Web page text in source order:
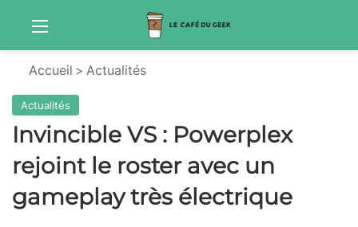
Menu
Accueil > Actualités
Actualités
Invincible VS : Powerplex
rejoint le roster avec un
gameplay très électrique